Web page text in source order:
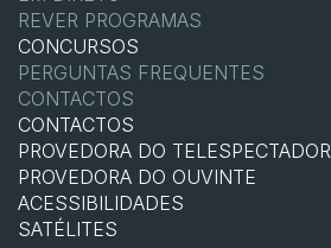
REVER PROGRAMAS
CONCURSOS
PERGUNTAS FREQUENTES
CONTACTOS
CONTACTOS
PROVEDORA DO TELESPECTADOR
PROVEDORA DO OUVINTE
ACESSIBILIDADES
SATÉLITES